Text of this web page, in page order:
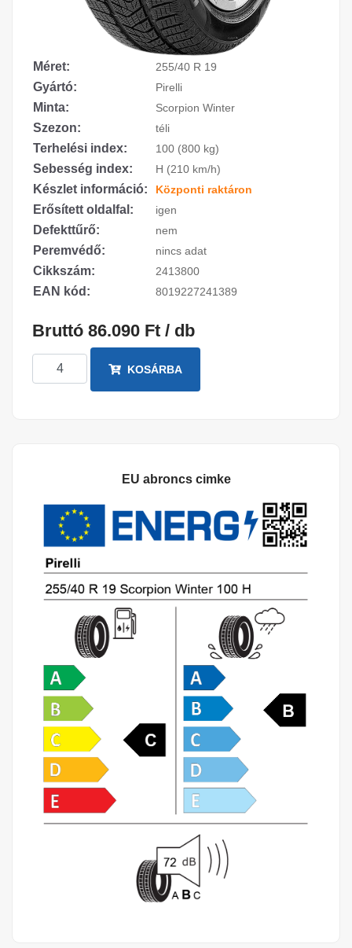
Méret: 255/40 R 19
Gyártó: Pirelli
Minta: Scorpion Winter
Szezon: téli
Terhelési index: 100 (800 kg)
Sebesség index: H (210 km/h)
Készlet információ: Központi raktáron
Erősített oldalfal: igen
Defekttűrő: nem
Peremvédő: nincs adat
Cikkszám: 2413800
EAN kód: 8019227241389
Bruttó 86.090 Ft / db
KOSÁRBA
EU abroncs cimke